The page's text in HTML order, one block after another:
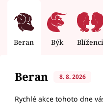
Beran Býk Blíženci
Beran 8. 8. 2026
Rychlé akce tohoto dne